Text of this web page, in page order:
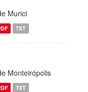
Murici
TXT
Monteirópolis
TXT